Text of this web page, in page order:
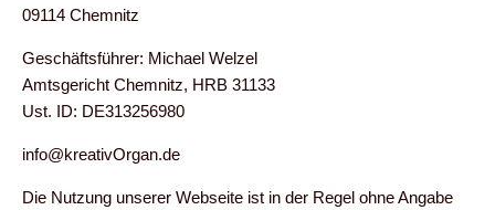
09114 Chemnitz
Geschäftsführer: Michael Welzel
Amtsgericht Chemnitz, HRB 31133
Ust. ID: DE313256980
info@kreativOrgan.de
Die Nutzung unserer Webseite ist in der Regel ohne Angabe